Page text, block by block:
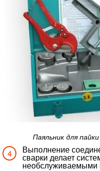
Паяльник для
Выполнение
сварки делает
необслуживаемыми